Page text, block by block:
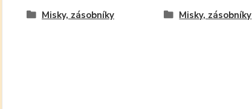
Misky, zásobníky Misky, zásobníky